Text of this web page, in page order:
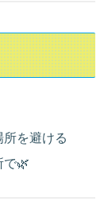
を避ける
で🌿